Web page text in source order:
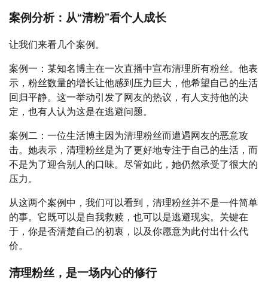
案例分析：从“清粉”看个人成长
让我们来看几个案例。
案例一：某知名博主在一次直播中宣布清理所有粉丝。他表
示，粉丝数量的增长让他感到压力巨大，他希望自己的生活
回归平静。这一举动引发了网友的热议，有人支持他的决
定，也有人认为这是在逃避问题。
案例二：一位生活博主因为清理粉丝而遭遇网友的恶意攻
击。她表示，清理粉丝是为了更好地专注于自己的生活，而
不是为了迎合别人的口味。尽管如此，她仍然承受了很大的
压力。
从这两个案例中，我们可以看到，清理粉丝并不是一件简单
的事。它既可以是自我救赎，也可以是逃避现实。关键在
于，你是否清楚自己的初衷，以及你愿意为此付出什么代
价。
清理粉丝，是一场内心的修行